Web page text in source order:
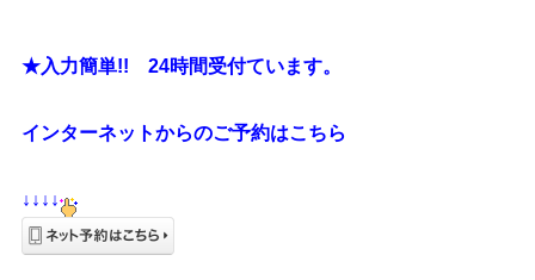
★入力簡単!! 24時間受付ています。
インターネットからのご予約はこちら
↓↓ ↓↓